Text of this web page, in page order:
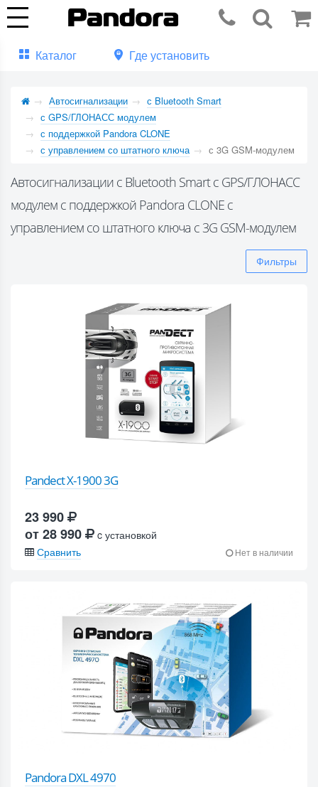
Каталог Где установить
Автосигнализации
с Bluetooth Smart
с GPS/ГЛОНАСС модулем
с поддержкой Pandora CLONE
с управлением со штатного ключа
с 3G GSM-модулем
Автосигнализации с Bluetooth Smart с GPS/ГЛОНАСС
модулем с поддержкой Pandora CLONE с
управлением со штатного ключа с 3G GSM-модулем
Фильтры
Pandect X-1900 3G
23 990
от 28 990
c установкой
Сравнить
Нет в наличии
Pandora DXL 4970